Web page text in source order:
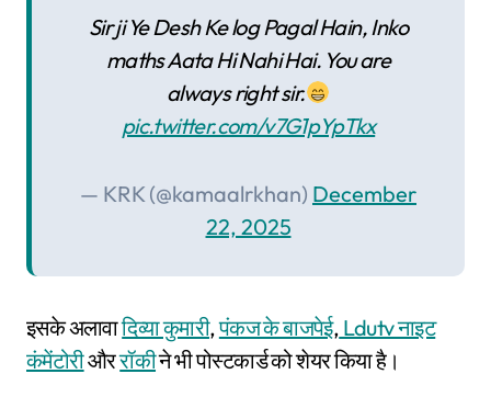
Sir ji Ye Desh Ke log Pagal Hain, Inko
maths Aata Hi Nahi Hai. You are
always right sir.
pic.twitter.com/v7G1pYpTkx
— KRK (@kamaalrkhan) December
22, 2025
इसके अलावादिव्या कुमारी,पंकज के बाजपेई, Ldutv नाइट
कंमेंटोरीऔररॉकीने भी पोस्टकार्ड को शेयर किया है।